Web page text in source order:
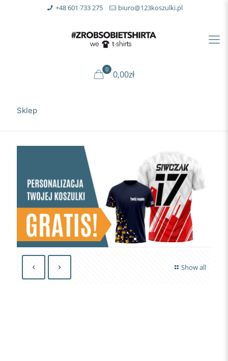
+48 601 733 275 biuro@123koszulki.pl
0 0,00zł
Sklep
Show all